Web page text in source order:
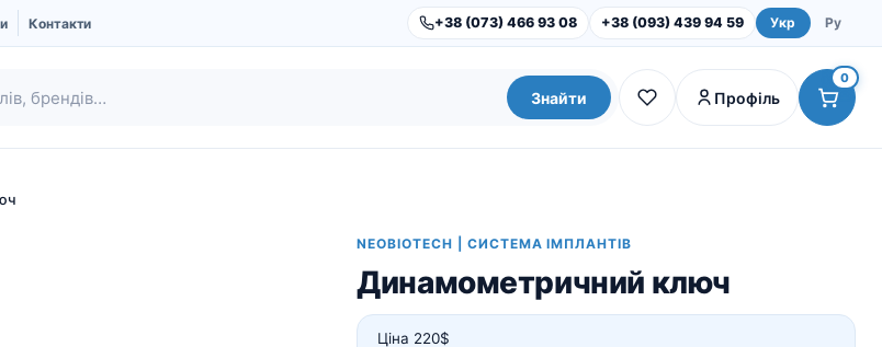
Контакти +38 (073) 466 93 08 +38 (093) 439 94 59 Укр Ру
Знайти Профіль
0
NEOBIOTECH | СИСТЕМА ІМПЛАНТІВ
Динамометричний ключ
Ціна 220$